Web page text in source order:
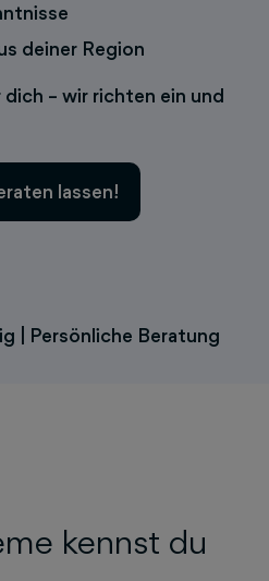
deiner Region
– wir richten ein und
lassen!
| Persönliche Beratung
kennst du